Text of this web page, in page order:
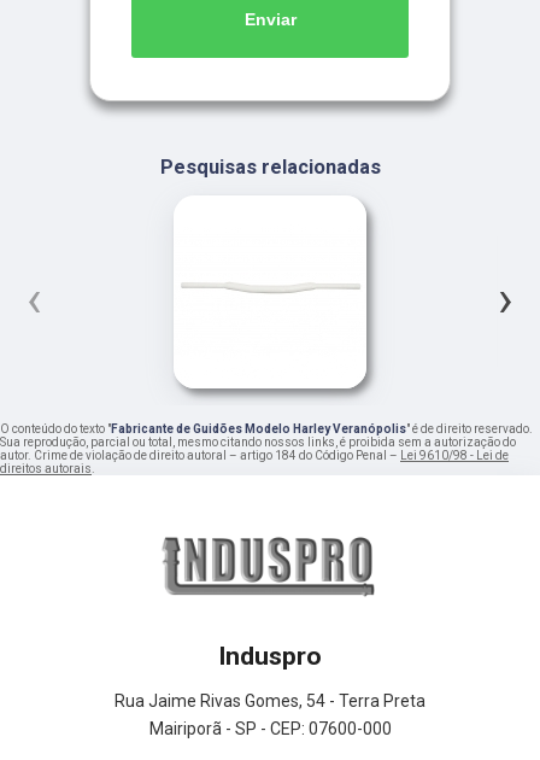
Enviar
Pesquisas relacionadas
‹ ›
O conteúdo do texto "Fabricante de Guidões Modelo Harley Veranópolis" é de direito reservado.
Sua reprodução, parcial ou total, mesmo citando nossos links, é proibida sem a autorização do
autor. Crime de violação de direito autoral – artigo 184 do Código Penal –
Lei 9610/98 - Lei de
direitos autorais
Induspro
Rua Jaime Rivas Gomes, 54 - Terra Preta
Mairiporã - SP - CEP: 07600-000